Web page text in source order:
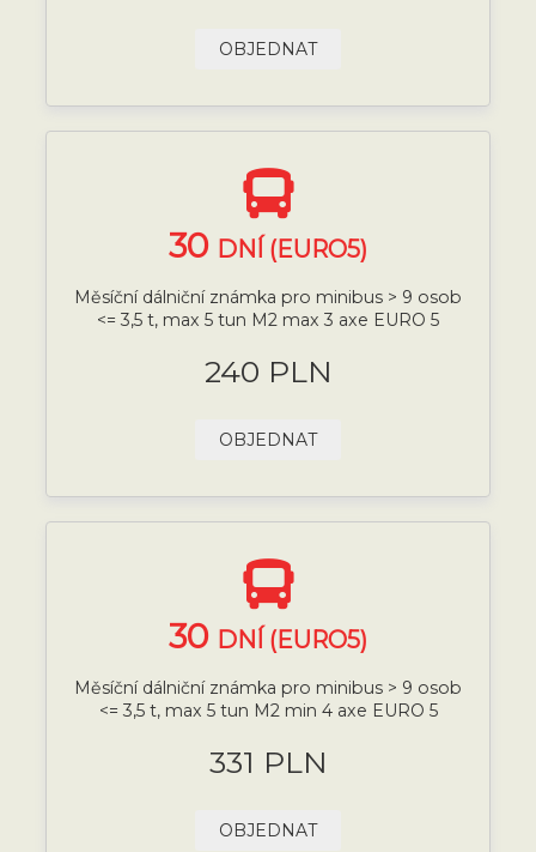
OBJEDNAT
30 DNÍ (EURO5)
Měsíční dálniční známka pro minibus > 9 osob
<= 3,5 t, max 5 tun M2 max 3 axe EURO 5
240 PLN
OBJEDNAT
30 DNÍ (EURO5)
Měsíční dálniční známka pro minibus > 9 osob
<= 3,5 t, max 5 tun M2 min 4 axe EURO 5
331 PLN
OBJEDNAT